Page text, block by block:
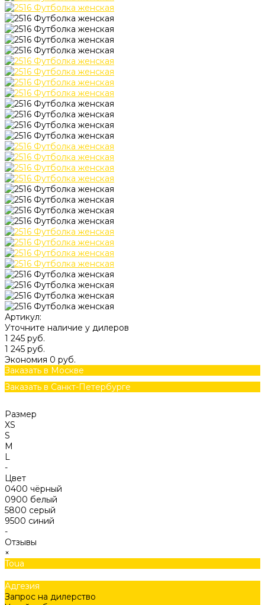
Артикул:
Уточните наличие у дилеров
1 245 руб.
1 245 руб.
Экономия 0 руб.
Заказать в Москве
Заказать в Санкт-Петербурге
Размер
XS
S
M
L
-
Цвет
0400 чёрный
0900 белый
5800 серый
9500 синий
-
Отзывы
×
Toua
Адгезия
Запрос на дилерство